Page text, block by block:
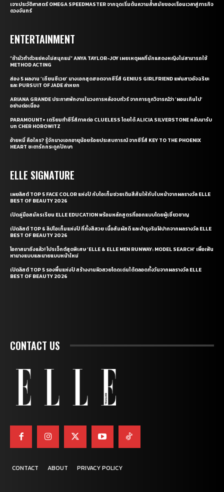
เจาะประวัติศาสตร์ OMEGA SPEEDMASTER จากจุดเริ่มต้นความล้ำสมัยของเรือนเวลาสู่ภารกิจ
ดวงจันทร์
ENTERTAINMENT
“ถ้ามัวทำตัวแย่คงไม่สนุกแน่” ANYA TAYLOR-JOY เผยเหตุผลที่นักแสดงหญิงไม่สามารถใช้
METHOD ACTING
ส่อง 5 ผลงาน ‘เถียนซีเวย’ นางเอกสุดฮอตจากซีรี่ส์ GENIUS GIRLFRIEND แฟนสาวอัจฉริยะ
และ PURSUIT OF JADE ล่าหยก
ARIANA GRANDE ประกาศพักงานในวงการหลังจบทัวร์ จากการถูกวิจารณ์ว่า ‘ผอมเกินไป’
อย่างต่อเนื่อง
PARAMOUNT+ เตรียมทำซีรี่ส์ภาคต่อ CLUELESS โดยได้ ALICIA SILVERSTONE กลับมารับ
บท CHER HOROWITZ
อ้ายหมี่ คือใคร? รู้จักนางเอกอายุน้อยร้อยประสบการณ์ จากซีรี่ส์ KEY TO THE PHOENIX
HEART ชะตารักกระดูกปักษา
ELLE SIGNATURE
เผยลิสต์ TOP 5 FACE COLOR แห่งปี กับไอเท็มช่วยเติมสีสันให้กับใบหน้าจากผลรางวัล ELLE
BEST OF BEAUTY 2026
เปิดคู่มือสมัครเรียน ELLE EDUCATION พร้อมหลักสูตรที่ออกแบบโดยผู้เชี่ยวชาญ
เปิดลิสต์ TOP 6 ลิปไอเท็มแห่งปี ที่ทั้งสีสวย เนื้อสัมผัสดี และบำรุงริมฝีปากจากผลรางวัล ELLE
BEST OF BEAUTY 2026
โอกาสมาถึงแล้ว! โปรเจ็กต์สุดพิเศษ ‘ELLE & ELLE MEN RUNWAY: MODEL SEARCH’ เพื่อเฟ้น
หานางแบบและนายแบบหน้าใหม่
เปิดลิสต์ TOP 5 รองพื้นแห่งปี สร้างงานผิวสวยโดดเด่นได้ตลอดทั้งวันจากผลรางวัล ELLE
BEST OF BEAUTY 2026
CONTACT US
CONTACT ABOUT PRIVACY POLICY